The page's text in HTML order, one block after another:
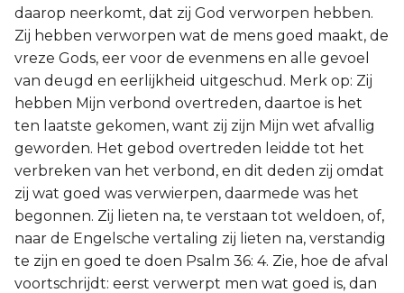
daarop neerkomt, dat zij God verworpen hebben.
Zij hebben verworpen wat de mens goed maakt, de
vreze Gods, eer voor de evenmens en alle gevoel
van deugd en eerlijkheid uitgeschud. Merk op: Zij
hebben Mijn verbond overtreden, daartoe is het
ten laatste gekomen, want zij zijn Mijn wet afvallig
geworden. Het gebod overtreden leidde tot het
verbreken van het verbond, en dit deden zij omdat
zij wat goed was verwierpen, daarmede was het
begonnen. Zij lieten na, te verstaan tot weldoen, of,
naar de Engelsche vertaling zij lieten na, verstandig
te zijn en goed te doen Psalm 36: 4. Zie, hoe de afval
voortschrijdt: eerst verwerpt men wat goed is, dan